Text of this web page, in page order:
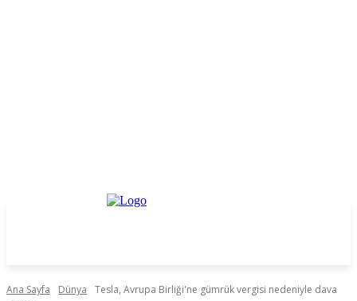
Ana Sayfa Dünya
Tesla, Avrupa Birliği'ne gümrük vergisi nedeniyle dava